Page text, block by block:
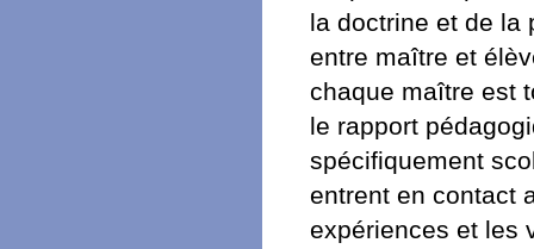
la doctrine et de la
entre maître et
chaque maître est
le rapport
spécifiquement
entrent en contact
expériences et les